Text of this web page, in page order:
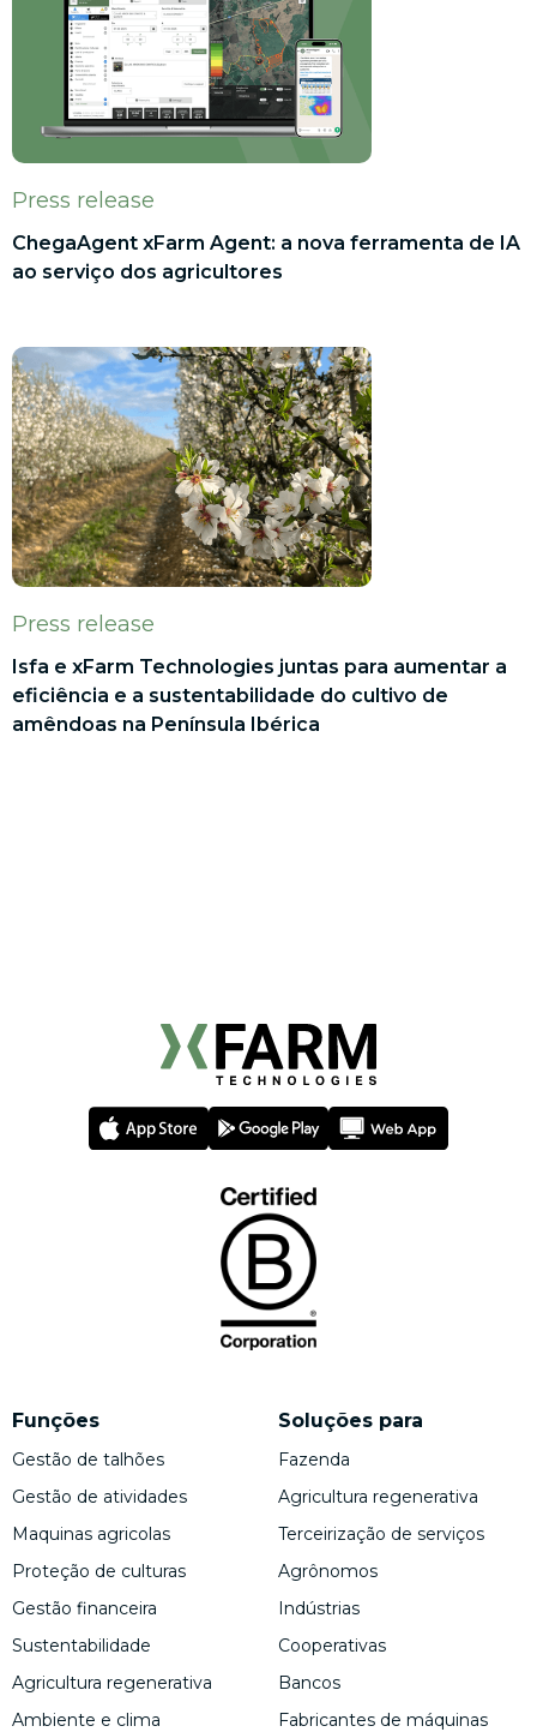
Press release
ChegaAgent xFarm Agent: a nova ferramenta de IA
ao serviço dos agricultores
Press release
Isfa e xFarm Technologies juntas para aumentar a
eficiência e a sustentabilidade do cultivo de
amêndoas na Península Ibérica
Funções
Gestão de talhões
Gestão de atividades
Maquinas agricolas
Proteção de culturas
Gestão financeira
Sustentabilidade
Agricultura regenerativa
Ambiente e clima
Soluções para
Fazenda
Agricultura regenerativa
Terceirização de serviços
Agrônomos
Indústrias
Cooperativas
Bancos
Fabricantes de máquinas